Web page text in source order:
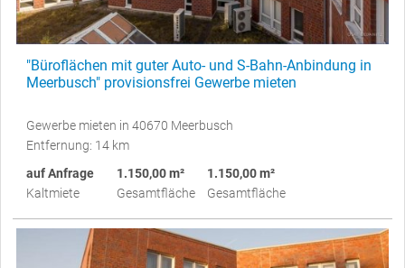
"Büroflächen mit guter Auto- und S-Bahn-Anbindung in
Meerbusch" provisionsfrei Gewerbe mieten
Gewerbe mieten in 40670 Meerbusch
Entfernung: 14 km
auf Anfrage
Kaltmiete
1.150,00 m²
Gesamtfläche
1.150,00 m²
Gesamtfläche